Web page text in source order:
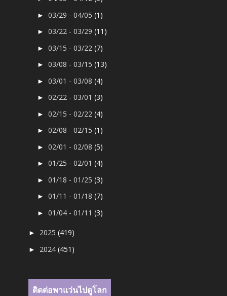
►03/29 - 04/05(1)
►03/22 - 03/29(11)
►03/15 - 03/22(7)
►03/08 - 03/15(13)
►03/01 - 03/08(4)
►02/22 - 03/01(3)
►02/15 - 02/22(4)
►02/08 - 02/15(1)
►02/01 - 02/08(5)
►01/25 - 02/01(4)
►01/18 - 01/25(3)
►01/11 - 01/18(7)
►01/04 - 01/11(3)
► 2025(419)
► 2024(451)
ติดต่อพาแว่นไปดูโลก